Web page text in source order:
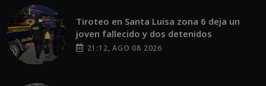
Tiroteo en Santa Luisa zona 6 deja un
joven fallecido y dos detenidos
21:12, AGO 08 2026